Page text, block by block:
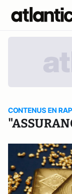
CONTENUS EN